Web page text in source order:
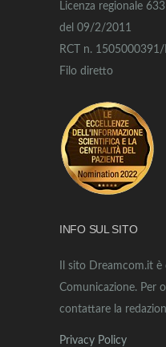
Licenza regionale 633
del 09/2/2011
RCT n. 1505000391/
Filo diretto
INFO SUL SITO
Il sito Dreamcom.it
Comunicazione. Per
contattare la
Privacy Policy